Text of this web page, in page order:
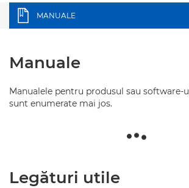
MANUALE
Manuale
Manualele pentru produsul sau software-
sunt enumerate mai jos.
Legături utile